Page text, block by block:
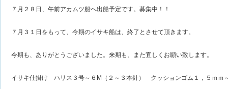
７月２８日、午前アカムツ船へ出船予定です。募集中！！
７月３１日をもって、今期のイサキ船は、終了とさせて頂きます。
今期も、ありがとうございました。来期も、また宜しくお願い致します。
イサキ仕掛け ハリス３号～６M（２～３本針） クッションゴム１，５ｍｍ